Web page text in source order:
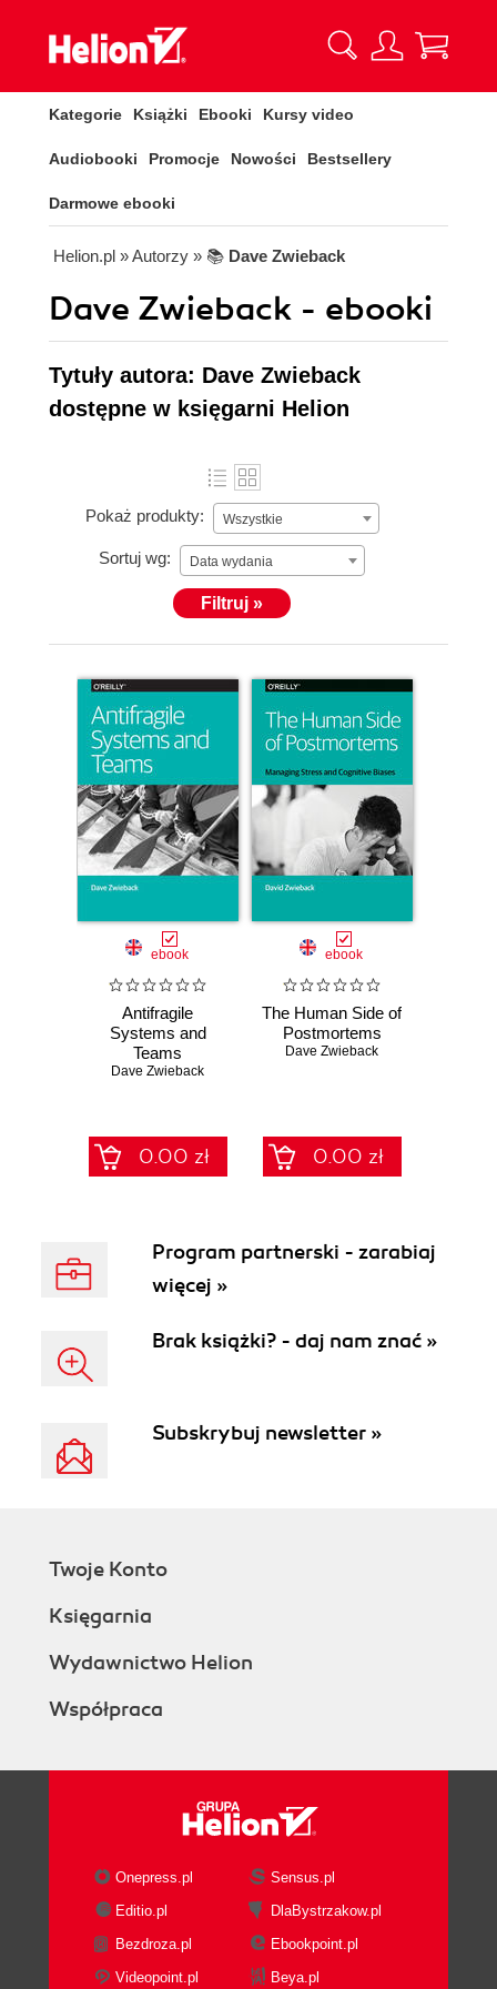
Kategorie Książki Ebooki Kursy video
Audiobooki Promocje Nowości Bestsellery
Darmowe ebooki
Helion.pl » Autorzy » 📚 Dave Zwieback
Dave Zwieback - ebooki
Tytuły autora: Dave Zwieback
dostępne w księgarni Helion
Pokaż produkty: Wszystkie
Sortuj wg: Data wydania
Filtruj »
ebook
Antifragile
Systems and
Teams
Dave Zwieback
0.00 zł
ebook
The Human Side of
Postmortems
Dave Zwieback
0.00 zł
Program partnerski - zarabiaj
więcej »
Brak książki? - daj nam znać »
Subskrybuj newsletter »
Twoje Konto
Księgarnia
Wydawnictwo Helion
Współpraca
Onepress.pl
Sensus.pl
Editio.pl
DlaBystrzakow.pl
Bezdroza.pl
Ebookpoint.pl
Videopoint.pl
Beya.pl